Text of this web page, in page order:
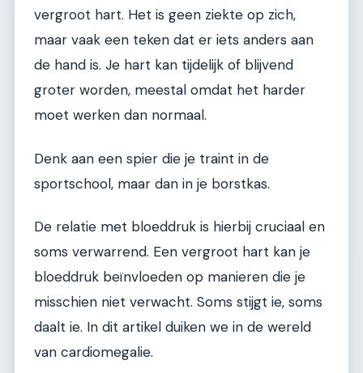
vergroot hart. Het is geen ziekte op zich,
maar vaak een teken dat er iets anders aan
de hand is. Je hart kan tijdelijk of blijvend
groter worden, meestal omdat het harder
moet werken dan normaal.
Denk aan een spier die je traint in de
sportschool, maar dan in je borstkas.
De relatie met bloeddruk is hierbij cruciaal en
soms verwarrend. Een vergroot hart kan je
bloeddruk beïnvloeden op manieren die je
misschien niet verwacht. Soms stijgt ie, soms
daalt ie. In dit artikel duiken we in de wereld
van cardiomegalie.